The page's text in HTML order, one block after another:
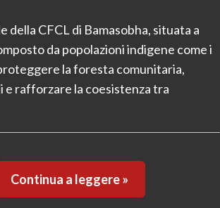
CFCL di Bamasobha, situata a
da popolazioni indigene come i
la foresta comunitaria,
rafforzare la coesistenza tra
Continua a leggere »